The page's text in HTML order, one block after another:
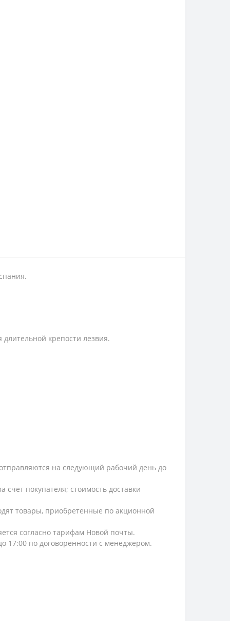
крепости лезвия.
на следующий рабочий день до
покупателя; стоимость доставки
товары, приобретенные по акционной
согласно тарифам Новой почты.
17:00 по договоренности с менеджером.